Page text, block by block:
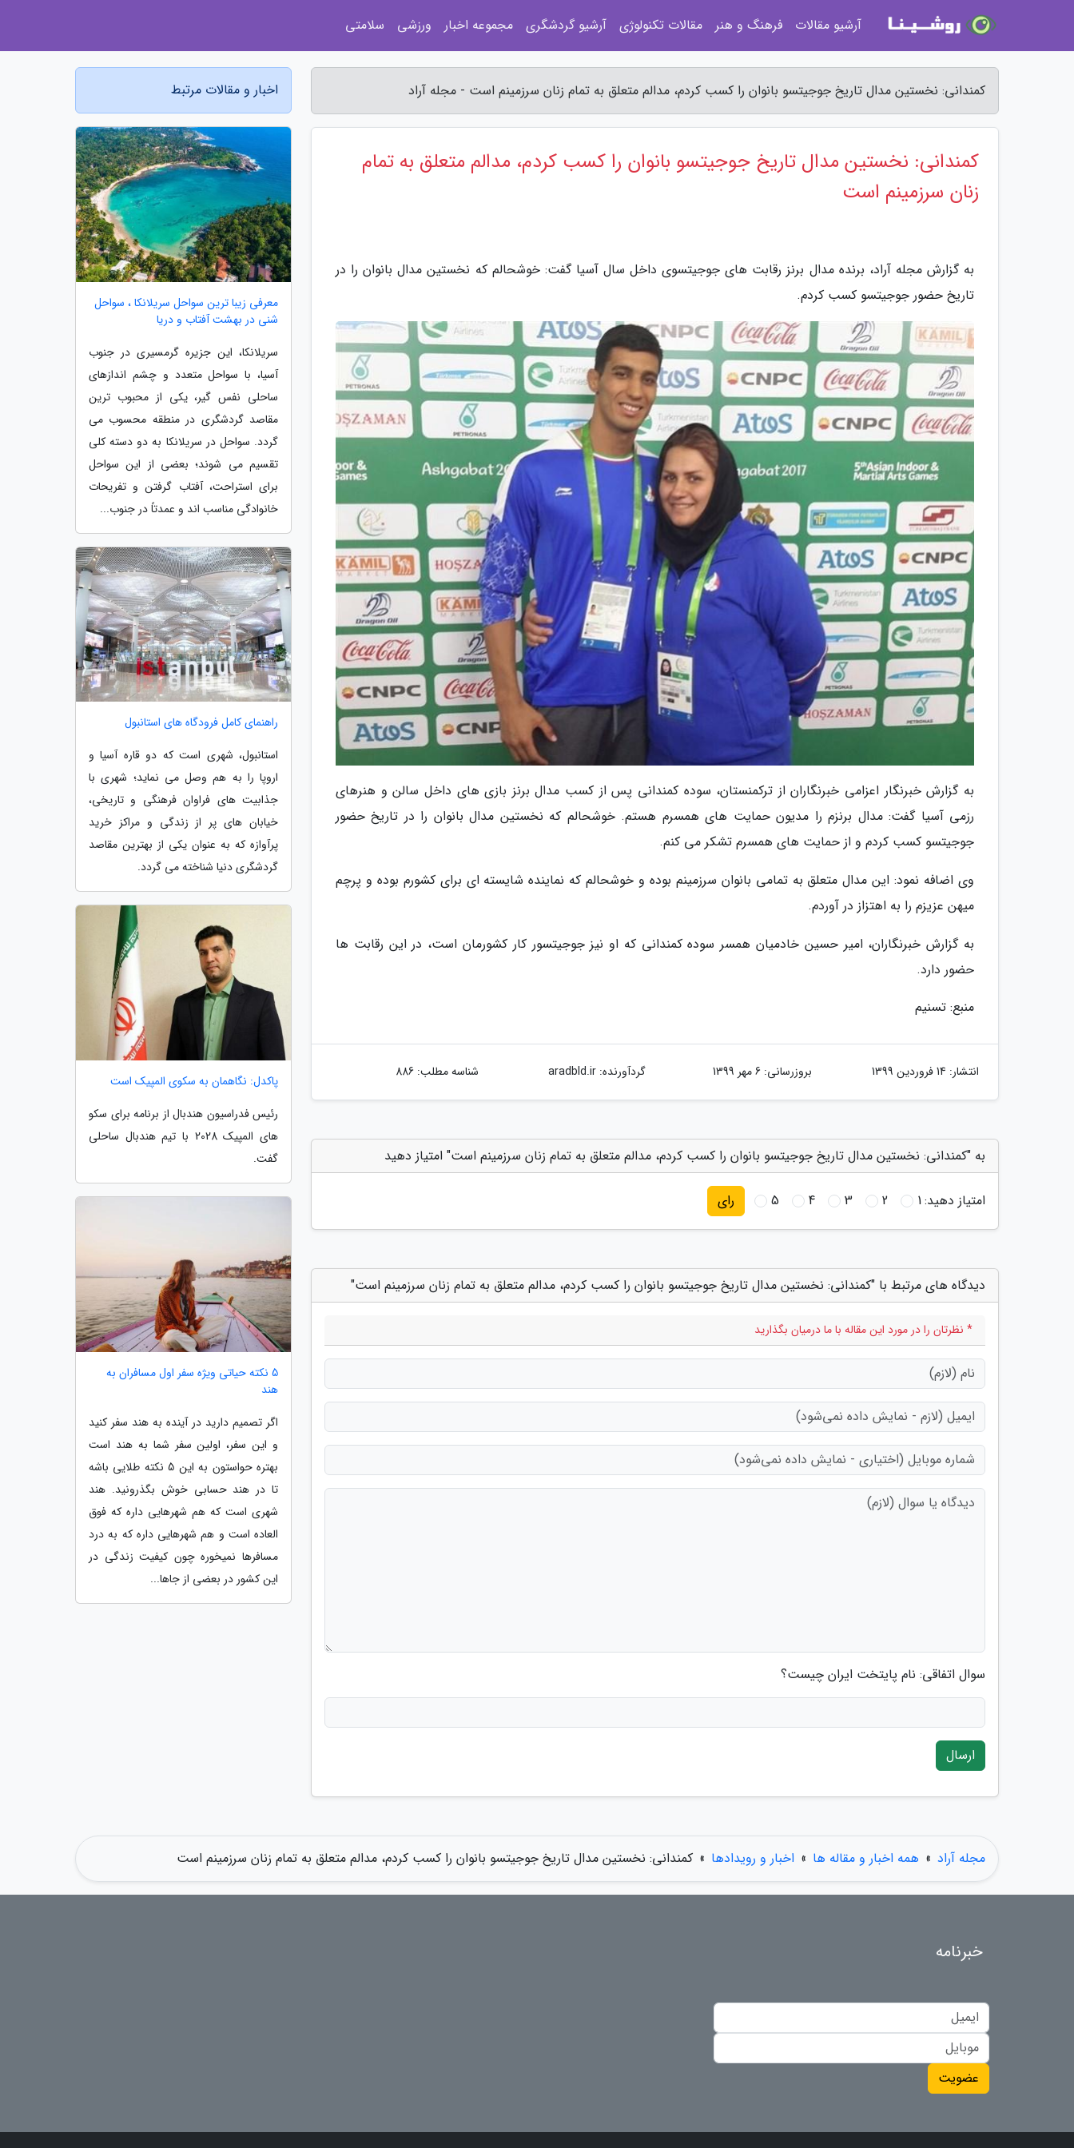
کمندانی: نخستین مدال تاریخ جوجیتسو بانوان را کسب کردم، مدالم متعلق به تمام زنان سرزمینم است - مجله آراد
کمندانی: نخستین مدال تاریخ جوجیتسو بانوان را کسب کردم، مدالم متعلق به تمام
زنان سرزمینم است
به گزارش مجله آراد، برنده مدال برنز رقابت های جوجیتسوی داخل سال آسیا گفت: خوشحالم که نخستین مدال بانوان را در
تاریخ حضور جوجیتسو کسب کردم.
به گزارش خبرنگار اعزامی خبرنگاران از ترکمنستان، سوده کمندانی پس از کسب مدال برنز بازی های داخل سالن و هنرهای
رزمی آسیا گفت: مدال برنزم را مدیون حمایت های همسرم هستم. خوشحالم که نخستین مدال بانوان را در تاریخ حضور
جوجیتسو کسب کردم و از حمایت های همسرم تشکر می کنم.
وی اضافه نمود: این مدال متعلق به تمامی بانوان سرزمینم بوده و خوشحالم که نماینده شایسته ای برای کشورم بوده و پرچم
میهن عزیزم را به اهتزاز در آوردم.
به گزارش خبرنگاران، امیر حسین خادمیان همسر سوده کمندانی که او نیز جوجیتسور کار کشورمان است، در این رقابت ها
حضور دارد.
منبع: تسنیم
انتشار: 14 فروردین 1399 بروزرسانی: 6 مهر 1399 گردآورنده:aradbld.ir شناسه مطلب: 886
به "کمندانی: نخستین مدال تاریخ جوجیتسو بانوان را کسب کردم، مدالم متعلق به تمام زنان سرزمینم است" امتیاز دهید
امتیاز دهید:1
2
3
4
5 رای
دیدگاه های مرتبط با "کمندانی: نخستین مدال تاریخ جوجیتسو بانوان را کسب کردم، مدالم متعلق به تمام زنان سرزمینم است"
* نظرتان را در مورد این مقاله با ما درمیان بگذارید
سوال اتفاقی: نام پایتخت ایران چیست؟
ارسال
اخبار و مقالات مرتبط
معرفی زیبا ترین سواحل سریلانکا ، سواحل
شنی در بهشت آفتاب و دریا
سریلانکا، این جزیره گرمسیری در جنوب
آسیا، با سواحل متعدد و چشم اندازهای
ساحلی نفس گیر، یکی از محبوب ترین
مقاصد گردشگری در منطقه محسوب می
گردد. سواحل در سریلانکا به دو دسته کلی
تقسیم می شوند؛ بعضی از این سواحل
برای استراحت، آفتاب گرفتن و تفریحات
خانوادگی مناسب اند و عمدتاً در جنوب...
راهنمای کامل فرودگاه های استانبول
استانبول، شهری است که دو قاره آسیا و
اروپا را به هم وصل می نماید؛ شهری با
جذابیت های فراوان فرهنگی و تاریخی،
خیابان های پر از زندگی و مراکز خرید
پرآوازه که به عنوان یکی از بهترین مقاصد
گردشگری دنیا شناخته می گردد.
پاکدل: نگاهمان به سکوی المپیک است
رئیس فدراسیون هندبال از برنامه برای سکو
های المپیک 2028 با تیم هندبال ساحلی
گفت.
5 نکته حیاتی ویژه سفر اول مسافران به
هند
اگر تصمیم دارید در آینده به هند سفر کنید
و این سفر، اولین سفر شما به هند است
بهتره حواستون به این 5 نکته طلایی باشه
تا در هند حسابی خوش بگذرونید. هند
شهری است که هم شهرهایی داره که فوق
العاده است و هم شهرهایی داره که به درد
مسافرها نمیخوره چون کیفیت زندگی در
این کشور در بعضی از جاها...
مجله آراد » همه اخبار و مقاله ها » اخبار و رویدادها » کمندانی: نخستین مدال تاریخ جوجیتسو بانوان را کسب کردم، مدالم متعلق به تمام زنان سرزمینم است
آرشیو مقالات فرهنگ و هنر مقالات تکنولوژی آرشیو گردشگری مجموعه اخبار ورزشی سلامتی
خبرنامه
عضویت